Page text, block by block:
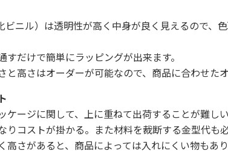
ビニル）は透明性が高く中身が良く見えるので、
すだけで簡単にラッピングが出来ます。
と高さはオーダーが可能なので、商品に合わせた
ケージに関して、上に重ねて出荷することが難
りコストが掛かる。また材料を裁断する金型代も必
高さがあると、商品によっては入れにくい物もあり